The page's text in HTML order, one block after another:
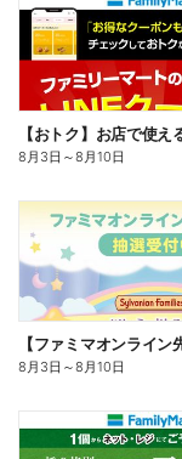
8月3日 ～8月10日
8月3日 ～8月10日